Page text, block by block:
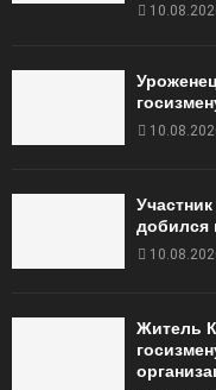
добился
Житель